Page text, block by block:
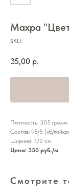
Махра
SKU:
35,00 р.
Плотность: 305 грамм
Состав: 95/5 (хб/
Ширина: 170 см
Цена: 350 руб./м
Смотрите